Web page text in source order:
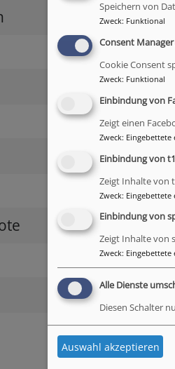
Speichern von
Zweck: Funktional
Consent Manager
Cookie Consent
Zweck: Funktional
Einbindung von
Zeigt einen
Zweck:
Einbindung von
Zeigt Inhalte von
Zweck:
Einbindung von
Zeigt Inhalte von
Zweck:
Alle Dienste
Diesen Schalter
Auswahl akzeptieren